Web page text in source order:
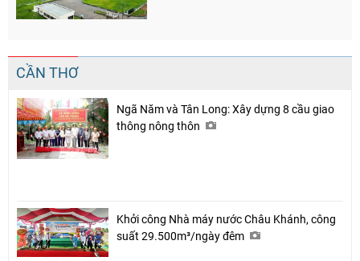
CẦN THƠ
Ngã Năm và Tân Long: Xây dựng 8 cầu giao
thông nông thôn
Khởi công Nhà máy nước Châu Khánh, công
suất 29.500m³/ngày đêm